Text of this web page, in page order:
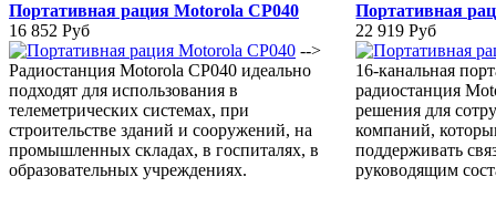
Портативная рация Motorola CP040
16 852 Руб
-->
Радиостанция Motorola СР040 идеально
подходят для использования в
телеметрических системах, при
строительстве зданий и сооружений, на
промышленных складах, в госпиталях, в
образовательных учреждениях.
Портативная
22 919 Руб
16-канальная
радиостанция
решения для
компаний,
поддерживать
руководящим